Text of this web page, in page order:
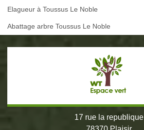
Elagueur à Toussus Le Noble
Abattage arbre Toussus Le Noble
17 rue la republique